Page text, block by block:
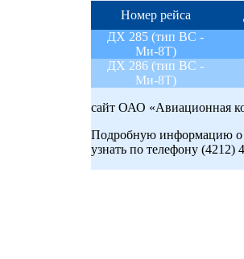
Номер рейса
ДХ 285 (тип ВС -
Ми-8Т)
ДХ 286 (тип ВС -
Ми-8Т)
сайт ОАО «Авиационная
Подробную информацию о
узнать по телефону (4212)